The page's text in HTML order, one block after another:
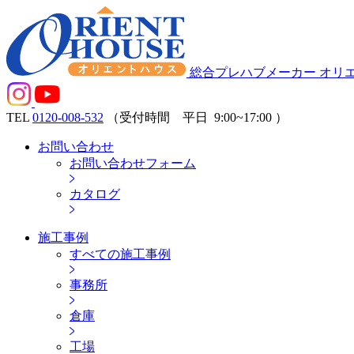
総合プレハブメーカー オリ
TEL 0120-008-532 （受付時間 平日 9:00~17:00 ）
お問い合わせ
お問い合わせフォーム
カタログ
施工事例
すべての施工事例
事務所
倉庫
工場